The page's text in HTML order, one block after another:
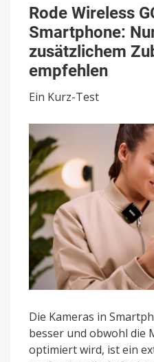
GO
3)
am
zu
Rode Wireless
Smartphone:
zusätzlichem
empfehlen
Ein Kurz-Test
Die Kameras in
besser und obwohl die
optimiert wird, ist ein